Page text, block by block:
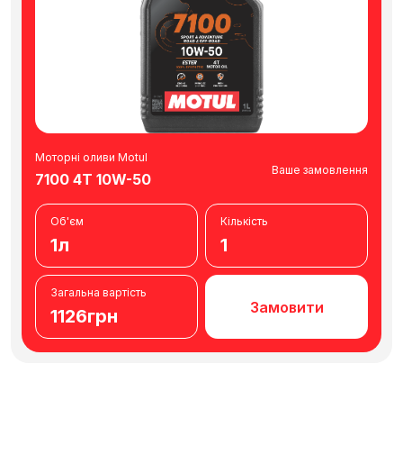
Моторні оливи Motul
7100 4T 10W-50
Ваше замовлення
Об'єм
1л
Кількість
1
Загальна вартість
1126грн Замовити